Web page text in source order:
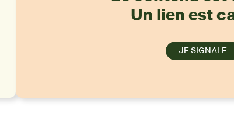
Un lien est
JE SIGNALE